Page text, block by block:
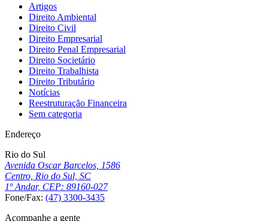
Artigos
Direito Ambiental
Direito Civil
Direito Empresarial
Direito Penal Empresarial
Direito Societário
Direito Trabalhista
Direito Tributário
Notícias
Reestruturação Financeira
Sem categoria
Endereço
Rio do Sul
Avenida Oscar Barcelos, 1586
Centro, Rio do Sul, SC
1º Andar, CEP: 89160-027
Fone/Fax: (47) 3300-3435
Acompanhe a gente